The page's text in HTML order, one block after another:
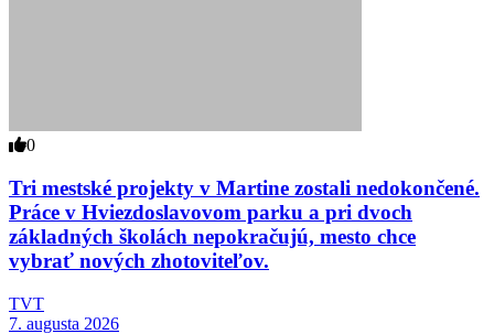
0
Tri mestské projekty v Martine zostali nedokončené.
Práce v Hviezdoslavovom parku a pri dvoch
základných školách nepokračujú, mesto chce
vybrať nových zhotoviteľov.
TVT
7. augusta 2026